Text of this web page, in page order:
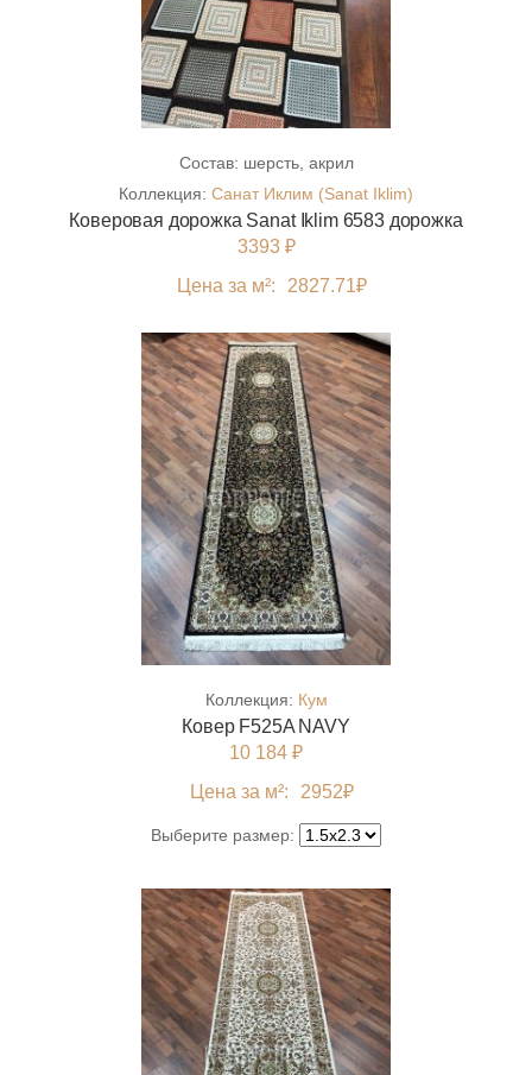
Состав: шерсть, акрил
Коллекция: Санат Иклим (Sanat Iklim)
Коверовая дорожка Sanat Iklim 6583 дорожка
3393 ₽
Цена за м²:
2827.71₽
Коллекция: Кум
Ковер F525A NAVY
10 184 ₽
Цена за м²:
2952₽
Выберите размер: